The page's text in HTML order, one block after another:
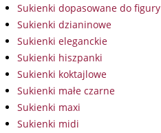
Sukienki dopasowane do figury
Sukienki dzianinowe
Sukienki eleganckie
Sukienki hiszpanki
Sukienki koktajlowe
Sukienki małe czarne
Sukienki maxi
Sukienki midi